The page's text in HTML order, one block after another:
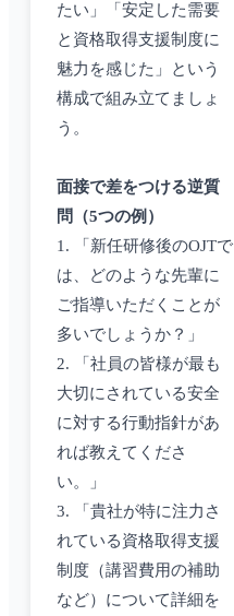
たい」「安定した需要
と資格取得支援制度に
魅力を感じた」という
構成で組み立てましょ
う。
面接で差をつける逆質
問（5つの例）
1. 「新任研修後のOJTで
は、どのような先輩に
ご指導いただくことが
多いでしょうか？」
2. 「社員の皆様が最も
大切にされている安全
に対する行動指針があ
れば教えてくださ
い。」
3. 「貴社が特に注力さ
れている資格取得支援
制度（講習費用の補助
など）について詳細を